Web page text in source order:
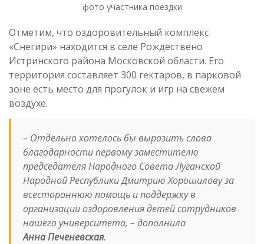
фото участника поездки
Отметим, что оздоровительный комплекс
«Снегири» находится в селе Рождествено
Истринского района Московской области. Его
территория составляет 300 гектаров, в парковой
зоне есть место для прогулок и игр на свежем
воздухе.
– Отдельно хотелось бы выразить слова
благодарности первому заместителю
председателя Народного Совета Луганской
Народной Республики Дмитрию Хорошилову за
всестороннюю помощь и поддержку в
организации оздоровления детей сотрудников
нашего университета, – дополнила
Анна Печеневская.